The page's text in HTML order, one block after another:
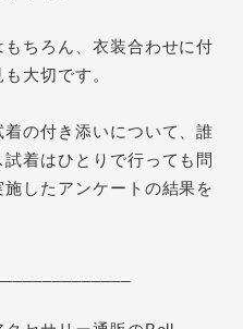
ちろん、衣装合わせに付
大切です。
の付き添いについて、誰
着はひとりで行っても問
した アンケートの結果を